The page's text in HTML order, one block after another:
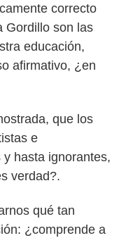
correcto
Gordillo son las
educación,
afirmativo, ¿en
que los
e
hasta ignorantes,
verdad?.
qué tan
¿comprende a